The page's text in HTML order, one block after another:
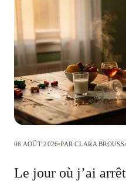
06 AOÛT 2026 PAR CLARA
Le jour où j’ai